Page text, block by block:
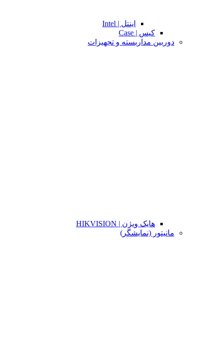
اینتل | Intel
کیس | Case
دوربین مداربسته و تجهیزات
هایک ویژن | HIKVISION
مانیتور (نمایشگر)